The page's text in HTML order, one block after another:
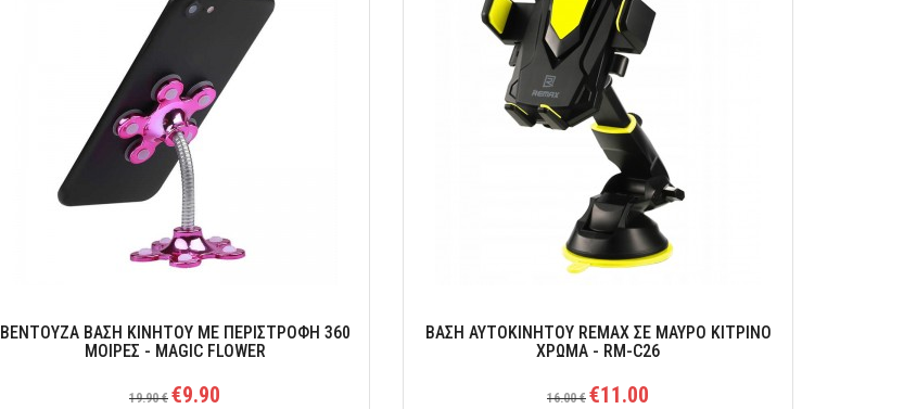
ΒΕΝΤΟΥΖΑ ΒΑΣΗ ΚΙΝΗΤΟΥ ΜΕ ΠΕΡΙΣΤΡΟΦΗ 360
ΜΟΙΡΕΣ - MAGIC FLOWER
19.90 € €9.90
ΒΑΣΗ ΑΥΤΟΚΙΝΗΤΟΥ REMAX ΣΕ ΜΑΥΡΟ ΚΙΤΡΙΝΟ
ΧΡΩΜΑ - RM-C26
16.00 € €11.00